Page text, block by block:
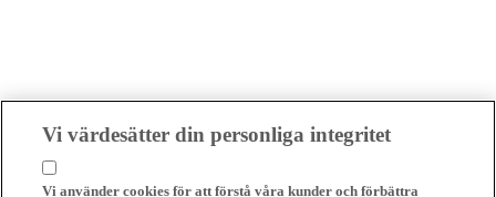
Vi värdesätter din personliga integritet
Vi använder cookies för att förstå våra kunder och förbättra